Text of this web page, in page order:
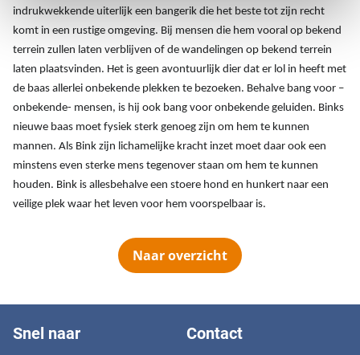
indrukwekkende uiterlijk een bangerik die het beste tot zijn recht
komt in een rustige omgeving. Bij mensen die hem vooral op bekend
terrein zullen laten verblijven of de wandelingen op bekend terrein
laten plaatsvinden. Het is geen avontuurlijk dier dat er lol in heeft met
de baas allerlei onbekende plekken te bezoeken. Behalve bang voor –
onbekende- mensen, is hij ook bang voor onbekende geluiden. Binks
nieuwe baas moet fysiek sterk genoeg zijn om hem te kunnen
mannen. Als Bink zijn lichamelijke kracht inzet moet daar ook een
minstens even sterke mens tegenover staan om hem te kunnen
houden. Bink is allesbehalve een stoere hond en hunkert naar een
veilige plek waar het leven voor hem voorspelbaar is.
Naar overzicht
Snel naar Contact